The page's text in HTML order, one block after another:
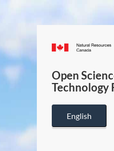
Open
Technology
English